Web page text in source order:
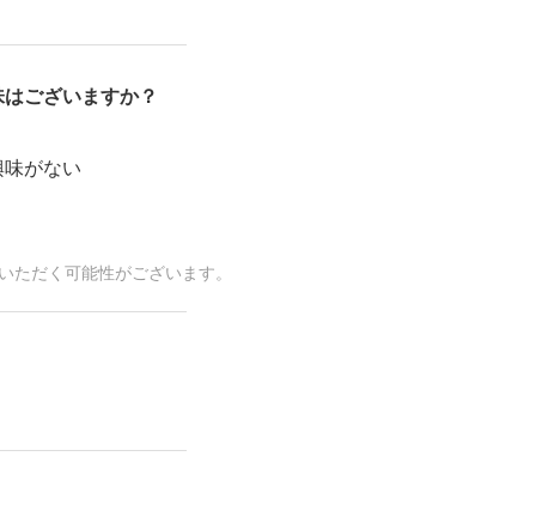
ございますか？
味がない
だく可能性がございます。